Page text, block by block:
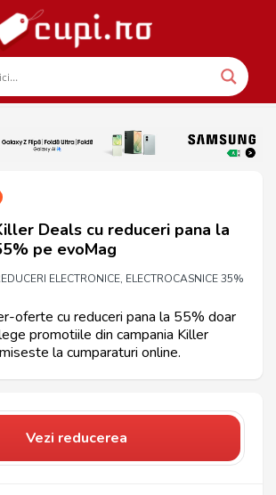
Deals cu reduceri pana la
pe evoMag
ELECTRONICE, ELECTROCASNICE 35%
oferte cu reduceri pana la 55% doar
promotiile din campania Killer
la cumparaturi online.
Vezi reducerea